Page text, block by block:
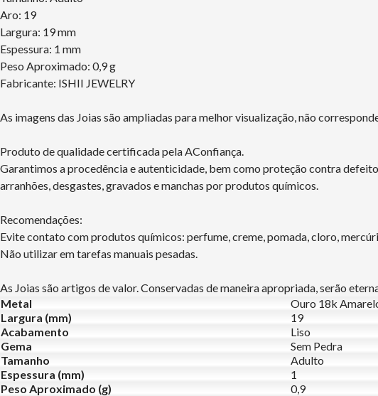
Aro: 19
Largura: 19 mm
Espessura: 1 mm
Peso Aproximado: 0,9 g
Fabricante: ISHII JEWELRY
As imagens das Joias são ampliadas para melhor visualização, não
Produto de qualidade certificada pela AConfiança.
Garantimos a procedência e autenticidade, bem como proteção contra
arranhões, desgastes, gravados e manchas por produtos químicos.
Recomendações:
Evite contato com produtos químicos: perfume, creme, pomada, cloro,
Não utilizar em tarefas manuais pesadas.
As Joias são artigos de valor. Conservadas de maneira apropriada, serão
Metal
Ouro 18k
Largura (mm)
19
Acabamento
Liso
Gema
Sem Pedra
Tamanho
Adulto
Espessura (mm)
1
Peso Aproximado (g)
0,9